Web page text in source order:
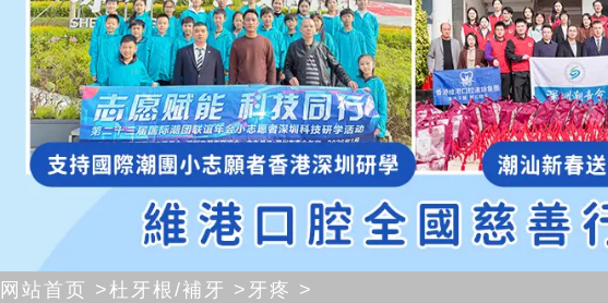
网站首页 >杜牙根/補牙 > 牙疼 >